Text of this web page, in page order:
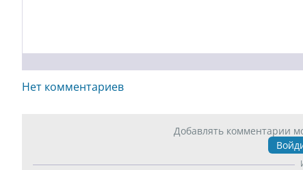
Нет комментариев
Добавлять комментарии